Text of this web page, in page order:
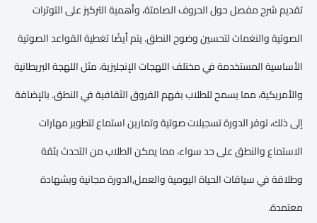
تقديم شرح مفصل حول الحروف الصامتة، وأهمية التركيز على التوترات
الصوتية والنغمات لتحسين وضوح النطق. يتم أيضًا تغطية القواعد الصوتية
الأساسية المستخدمة في مختلف اللهجات الإنجليزية، مثل اللهجة البريطانية
والأمريكية، مما يسمح للطلاب بفهم الفروق الثقافية في النطق. بالإضافة
إلى ذلك، توفر الدورة تسجيلات صوتية وتمارين استماع لتطوير مهارات
الاستماع والنطق على حد سواء، مما يمكن الطلاب من التحدث بثقة
وطلاقة في سياقات الحياة اليومية والعمل,الدورة مجانية وبشهادة
معتمدة.